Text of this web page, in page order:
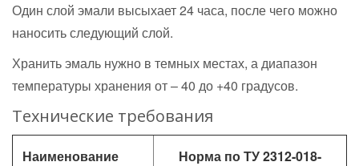
Один слой эмали высыхает 24 часа, после чего можно
наносить следующий слой.
Хранить эмаль нужно в темных местах, а диапазон
температуры хранения от – 40 до +40 градусов.
Технические требования
Наименование
Норма по ТУ 2312-018-